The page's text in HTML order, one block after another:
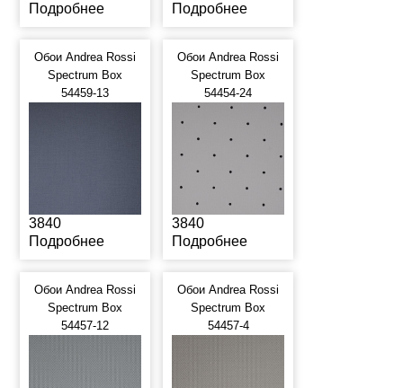
Подробнее
Подробнее
Обои Andrea Rossi
Spectrum Box
54459-13
3840
Подробнее
Обои Andrea Rossi
Spectrum Box
54454-24
3840
Подробнее
Обои Andrea Rossi
Spectrum Box
54457-12
Обои Andrea Rossi
Spectrum Box
54457-4